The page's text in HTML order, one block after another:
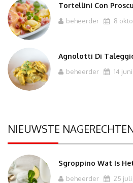
Tortellini Con
beheerder 8
Agnolotti Di
beheerder 14
NIEUWSTE
Sgroppino Wat Is
beheerder 25